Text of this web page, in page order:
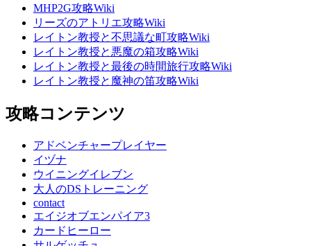
MHP2G攻略Wiki
リーズのアトリエ攻略Wiki
レイトン教授と不思議な町攻略Wiki
レイトン教授と悪魔の箱攻略Wiki
レイトン教授と最後の時間旅行攻略Wiki
レイトン教授と魔神の笛攻略Wiki
攻略コンテンツ
アドベンチャープレイヤー
イヅナ
ウイニングイレブン
大人のDSトレーニング
contact
エイジオブエンパイア3
カードヒーロー